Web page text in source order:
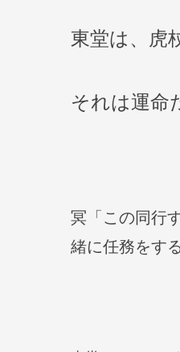
東堂は、虎
それは運命
冥「この同行
緒に任務をす